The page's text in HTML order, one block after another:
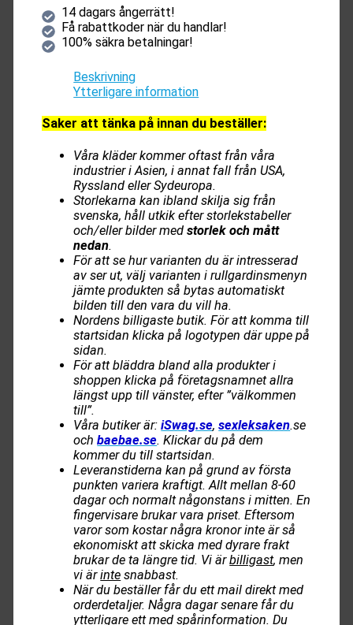
14 dagars ångerrätt!
Få rabattkoder när du handlar!
100% säkra betalningar!
Beskrivning
Ytterligare information
Saker att tänka på innan du beställer:
Våra kläder kommer oftast från våra
industrier i Asien, i annat fall från USA,
Ryssland eller Sydeuropa.
Storlekarna kan ibland skilja sig från
svenska, håll utkik efter storlekstabeller
och/eller bilder medstorlek och mått
nedan.
För att se hur varianten du är intresserad
av ser ut, välj varianten i rullgardinsmenyn
jämte produkten så bytas automatiskt
bilden till den vara du vill ha.
Nordens billigaste butik. För att komma till
startsidan klicka på logotypen där uppe på
sidan.
För att bläddra bland alla produkter i
shoppen klicka på företagsnamnet allra
längst upp till vänster, efter ”välkommen
till”.
Våra butiker är:iSwag.se,sexleksaken.se
ochbaebae.se. Klickar du på dem
kommer du till startsidan.
Leveranstiderna kan på grund av första
punkten variera kraftigt. Allt mellan 8-60
dagar och normalt någonstans i mitten. En
fingervisare brukar vara priset. Eftersom
varor som kostar några kronor inte är så
ekonomiskt att skicka med dyrare frakt
brukar de ta längre tid. Vi ärbilligast, men
vi ärinte snabbast.
När du beställer får du ett mail direkt med
orderdetaljer. Några dagar senare får du
ytterligare ett med spårinformation. Du